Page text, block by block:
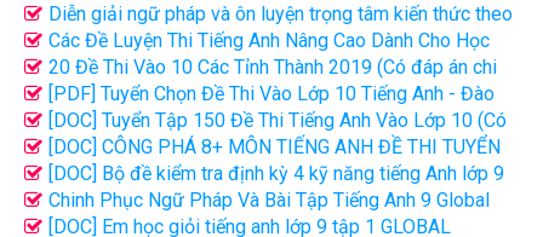
Diễn giải ngữ pháp và ôn luyện trọng tâm kiến thức theo
chuyên đề môn tiếng Anh 9
Các Đề Luyện Thi Tiếng Anh Nâng Cao Dành Cho Học
Sinh Lớp 9
20 Đề Thi Vào 10 Các Tỉnh Thành 2019 (Có đáp án chi
tiết) [PDF] Tuyển Chọn Đề Thi Vào Lớp 10 Tiếng Anh - Đào
Thúy Lê (Bản đẹp)
[DOC] Tuyển Tập 150 Đề Thi Tiếng Anh Vào Lớp 10 (Có
Đáp Án)[DOC] CÔNG PHÁ 8+ MÔN TIẾNG ANH ĐỀ THI TUYỂN
SINH VÀO LỚP 10
[DOC] Bộ đề kiểm tra định kỳ 4 kỹ năng tiếng Anh lớp 9
tập 2 (có đáp án) - Đại Lợi
Chinh Phục Ngữ Pháp Và Bài Tập Tiếng Anh 9 Global
success Tập 2 - Nguyễn Thị Thu Huế File word có đáp án
[DOC] Em học giỏi tiếng anh lớp 9 tập 1 GLOBAL